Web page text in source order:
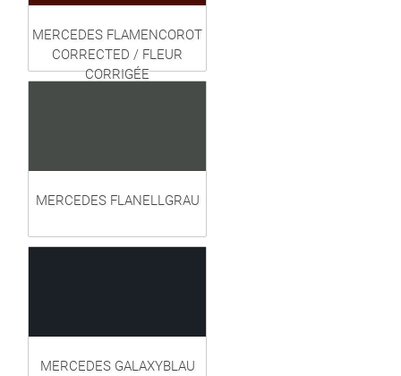
MERCEDES FLAMENCOROT
CORRECTED / FLEUR
CORRIGÉE
MERCEDES FLANELLGRAU
MERCEDES GALAXYBLAU